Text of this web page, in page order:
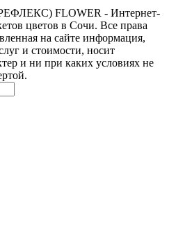
FLOWER - Интернет-
цветов в Сочи. Все права
на сайте информация,
и стоимости, носит
и ни при каких условиях не